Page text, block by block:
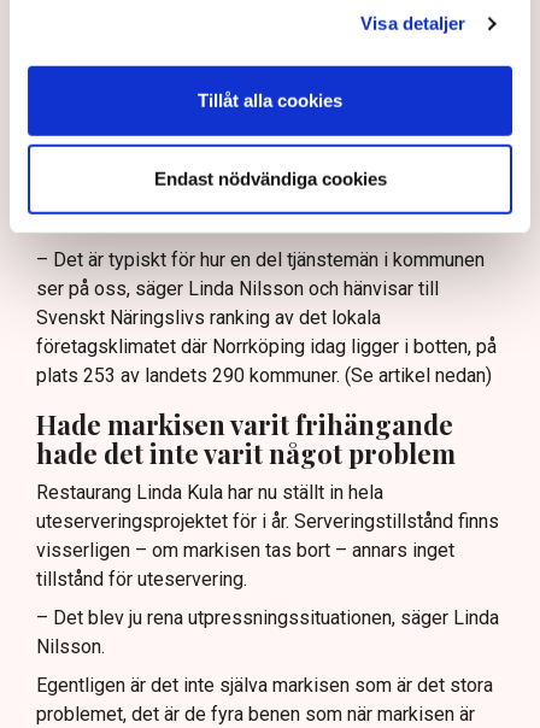
Visa detaljer
Tillåt alla cookies
Endast nödvändiga cookies
staket, inglasningar och liknande delar av
otydlig och i vissa fall arrogant. I en intervju i
Norrköpings Tidningar säger en företrädare för
fulspel”, att ”en liten klick maximalt stretchar
systemet.”
– Det är typiskt för hur en del tjänstemän i kommunen
ser på oss, säger Linda Nilsson och hänvisar till
Svenskt Näringslivs ranking av det lokala
företagsklimatet där Norrköping idag ligger i botten, på
plats 253 av landets 290 kommuner. (Se artikel nedan)
Hade markisen varit frihängande
hade det inte varit något problem
Restaurang Linda Kula har nu ställt in hela
uteserveringsprojektet för i år. Serveringstillstånd finns
visserligen – om markisen tas bort – annars inget
tillstånd för uteservering.
– Det blev ju rena utpressningssituationen, säger Linda
Nilsson.
Egentligen är det inte själva markisen som är det stora
problemet, det är de fyra benen som när markisen är